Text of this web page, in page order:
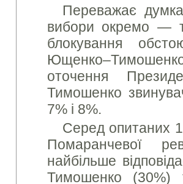
Переважає
вибори окремо —
блокування
оточення
Тимошенко
7% і 8%.
Серед опитаних
Помаранчевої
найбільше
Тимошенко (30%)